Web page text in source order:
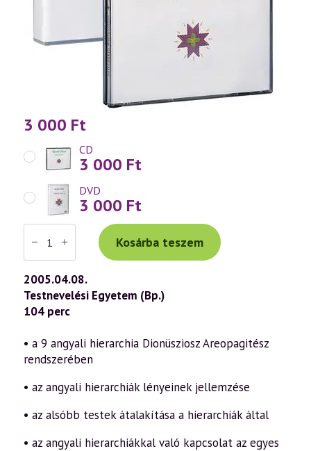
3 000 Ft
CD
3 000 Ft
DVD
3 000 Ft
Váradi
Tibor
előadás
(378)
—
Hét
titok
a
szellemtudomány
6.
rész
–
angyali
hierarchiák
(2005.04.08.)
Kosárba teszem
2005.04.08.
Testnevelési Egyetem (Bp.)
104 perc
• a 9 angyali hierarchia Dionüsziosz Areopagitész
rendszerében
• az angyali hierarchiák lényeinek jellemzése
• az alsóbb testek átalakítása a hierarchiák által
• az angyali hierarchiákkal való kapcsolat az egyes